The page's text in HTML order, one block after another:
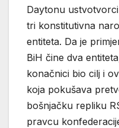
Daytonu
tri konstitutivna
entiteta. Da je
BiH čine dva
konačnici bio cilj i
koja pokušava
bošnjačku repliku
pravcu